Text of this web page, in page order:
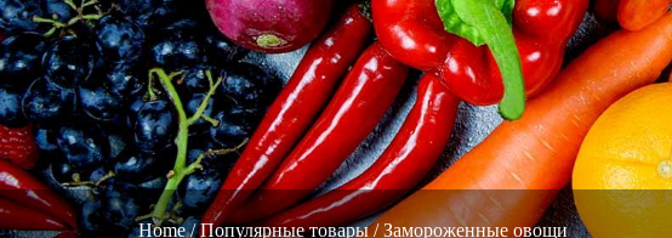
Home/Популярные товары/Замороженные овощи